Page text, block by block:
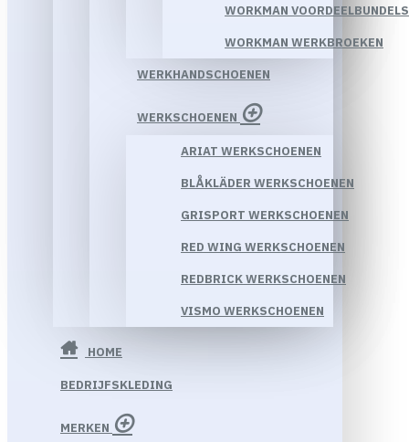
WORKMAN VOORDEELBUNDELS
WORKMAN WERKBROEKEN
WERKHANDSCHOENEN
WERKSCHOENEN
ARIAT WERKSCHOENEN
BLÅKLÄDER WERKSCHOENEN
GRISPORT WERKSCHOENEN
RED WING WERKSCHOENEN
REDBRICK WERKSCHOENEN
VISMO WERKSCHOENEN
HOME
BEDRIJFSKLEDING
MERKEN